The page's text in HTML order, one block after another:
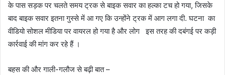
के पास सड़क पर चलते समय ट्रक से बाइक सवार का हल्का टच हो गया, जिसके
बाद बाइक सवार इतना गुस्से में आ गए कि उन्होंने ट्रक में आग लगा दी. घटना का
वीडियो सोशल मीडिया पर वायरल हो गया है और लोग इस तरह की दबंगई पर कड़ी
कार्रवाई की मांग कर रहे हैं ।
बहस की और गाली-गलौज से बढ़ी बात –